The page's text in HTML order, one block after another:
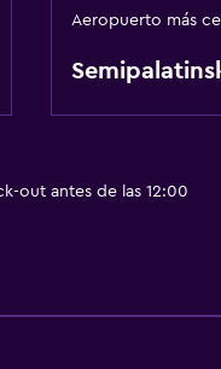
Aeropuerto más
out antes de las 12:00